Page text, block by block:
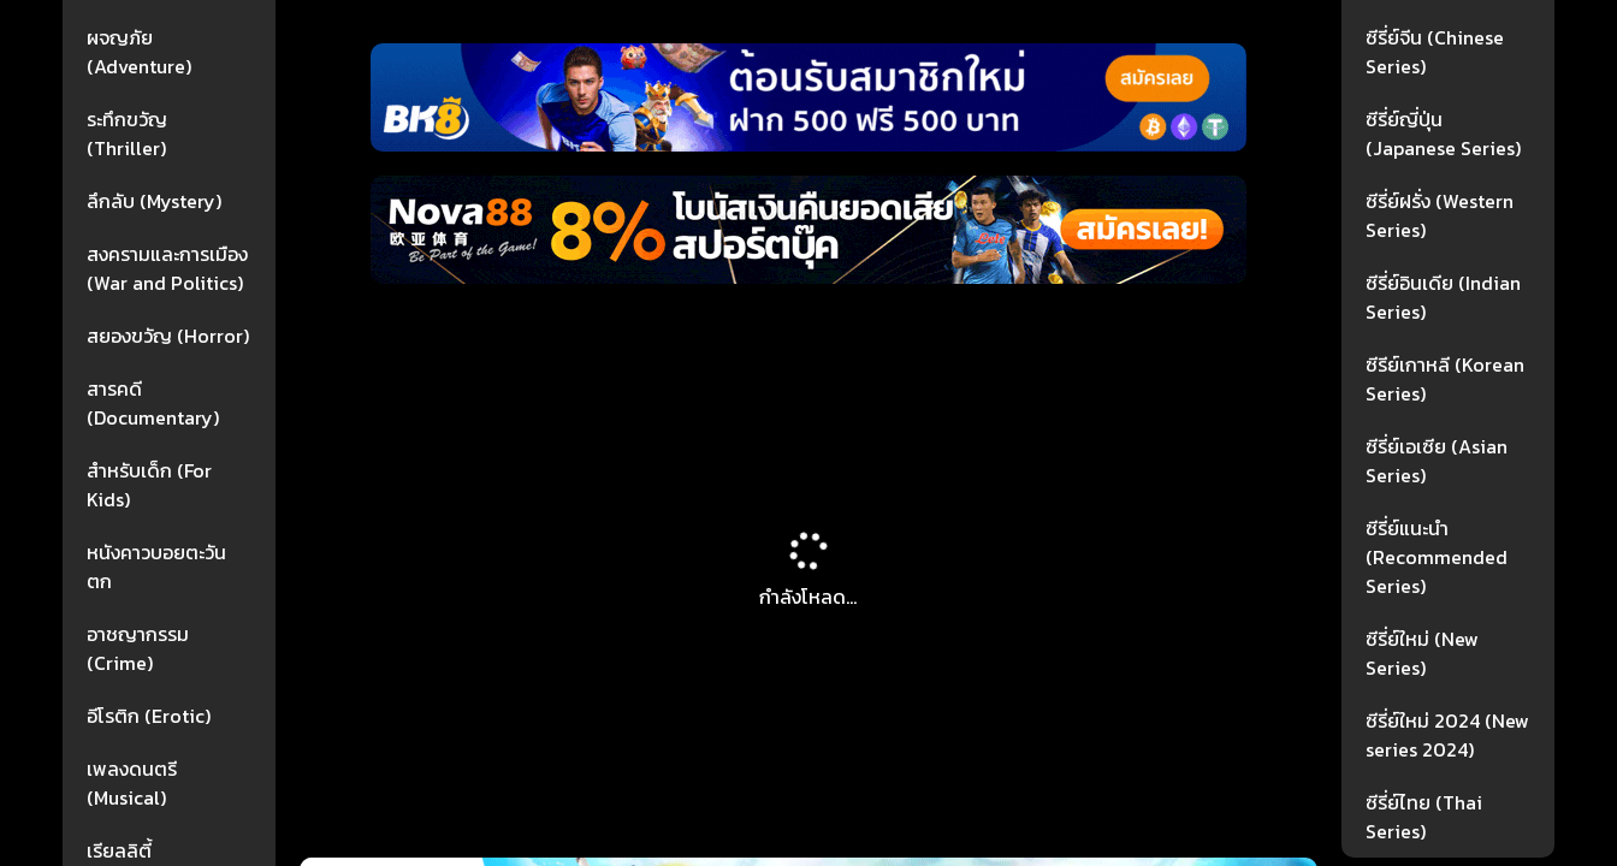
ผจญภัย
(Adventure)
ระทึกขวัญ
(Thriller)
ลึกลับ (Mystery)
สงครามและการเมือง
(War and Politics)
สยองขวัญ (Horror)
สารคดี
(Documentary)
สำหรับเด็ก (For
Kids)
หนังคาวบอยตะวัน
ตก
อาชญากรรม
(Crime)
อีโรติก (Erotic)
เพลงดนตรี
(Musical)
เรียลลิตี้
กำลังโหลด...
ซีรี่ย์จีน (Chinese
Series)
ซีรี่ย์ญี่ปุ่น
(Japanese Series)
ซีรี่ย์ฝรั่ง (Western
Series)
ซีรี่ย์อินเดีย (Indian
Series)
ซีรีย์เกาหลี (Korean
Series)
ซีรี่ย์เอเซีย (Asian
Series)
ซีรี่ย์แนะนำ
(Recommended
Series)
ซีรี่ย์ใหม่ (New
Series)
ซีรี่ย์ใหม่ 2024 (New
series 2024)
ซีรี่ย์ไทย (Thai
Series)